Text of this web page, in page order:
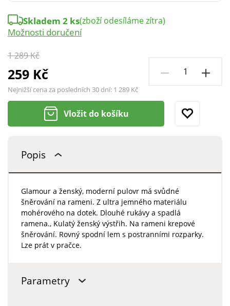
1 289 Kč
259 Kč
Nejnižší cena za posledních 30 dní: 1 289 Kč
Skladem 2 ks(zboží odesíláme zítra)
Možnosti doručení
Vložit do košíku
Popis
Glamour a ženský, moderní pulovr má svůdné
šněrování na rameni. Z ultra jemného materiálu
mohérového na dotek. Dlouhé rukávy a spadlá
ramena., Kulatý ženský výstřih. Na rameni krepové
šněrování. Rovný spodní lem s postranními rozparky.
Lze prát v pračce.
Parametry